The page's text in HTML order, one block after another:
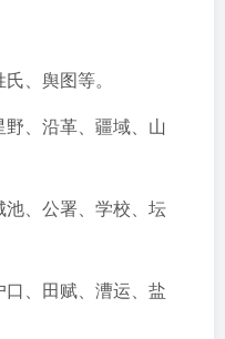
、舆图等。
野、沿革、疆域、山
池、公署、学校、坛
、田赋、漕运、盐